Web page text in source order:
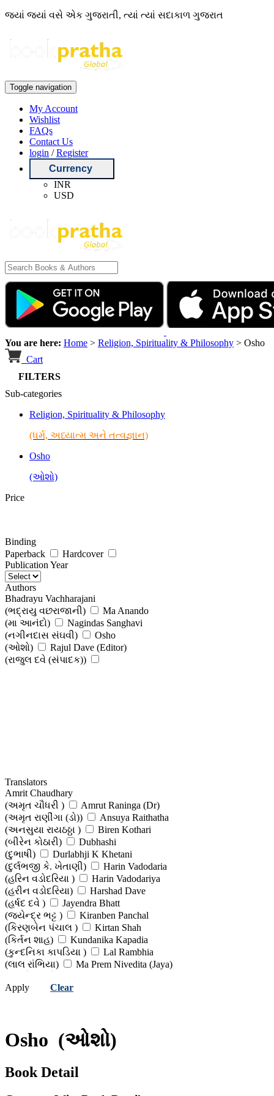
જ્યાં જ્યાં વસે એક ગુજરાતી, ત્યાં ત્યાં સદાકાળ ગુજરાત
Toggle navigation
My Account
Wishlist
FAQs
Contact Us
login /Register
Currency
INR
USD
You are here: Home > Religion, Spirituality & Philosophy > Osho
Cart
FILTERS
Sub-categories
Religion, Spirituality & Philosophy
(ધર્મ, અધ્યાત્મ અને તત્વજ્ઞાન)
Osho
(ઓશો)
Price
Binding
Paperback
Hardcover
Publication Year
Authors
Bhadrayu Vachharajani
(ભદ્રાયુ વછરાજાની)
Ma Anando
(મા આનંદો)
Nagindas Sanghavi
(નગીનદાસ સંઘવી)
Osho
(ઓશો)
Rajul Dave (Editor)
(રાજુલ દવે (સંપાદક))
Translators
Amrit Chaudhary
(અમૃત ચૌધરી )
Amrut Raninga (Dr)
(અમૃત રાણીંગા (ડો))
Ansuya Raithatha
(અનસુયા રાયઠઠ્ઠા )
Biren Kothari
(બીરેન કોઠારી)
Dubhashi
(દુભાષી)
Durlabhji K Khetani
(દુર્લભજી કે. ખેતાણી)
Harin Vadodaria
(હરિન વડોદરિયા )
Harin Vadodariya
(હરીન વડોદરિયા)
Harshad Dave
(હર્ષદ દવે )
Jayendra Bhatt
(જયેન્દ્ર ભટ્ટ )
Kiranben Panchal
(કિરણબેન પંચાલ )
Kirtan Shah
(કિર્તન શાહ)
Kundanika Kapadia
(કુન્દનિકા કાપડિયા )
Lal Rambhia
(લાલ રાંભિયા)
Ma Prem Nivedita (Jaya)
(મા યોગ કુંદન )
(રમણભાઈ દેસાઈ)
Ramesh Patel (Swami Sahaj)
(રમેશ પટેલ)
Rekha Dave
(સીમા રાંભિયા (ડો.))
Apply Clear
Osho (ઓશો)
Book Detail